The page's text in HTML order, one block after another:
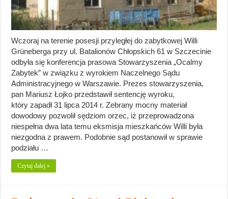
Wczoraj na terenie posesji przyległej do zabytkowej Willi
Grüneberga przy ul. Batalionów Chłopskich 61 w Szczecinie
odbyła się konferencja prasowa Stowarzyszenia „Ocalmy
Zabytek” w związku z wyrokiem Naczelnego Sądu
Administracyjnego w Warszawie. Prezes stowarzyszenia,
pan Mariusz Łojko przedstawił sentencję wyroku,
który zapadł 31 lipca 2014 r. Zebrany mocny materiał
dowodowy pozwolił sędziom orzec, iż przeprowadzona
niespełna dwa lata temu eksmisja mieszkańców Willi była
niezgodna z prawem. Podobnie sąd postanowił w sprawie
podziału …
Czytaj dalej »